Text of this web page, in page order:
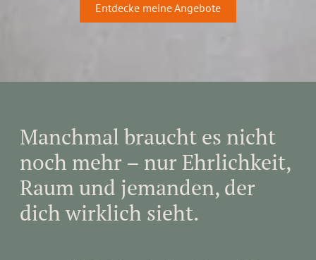
Entdecke meine Angebote
Manchmal braucht es nicht
noch mehr – nur Ehrlichkeit,
Raum und jemanden, der
dich wirklich sieht.